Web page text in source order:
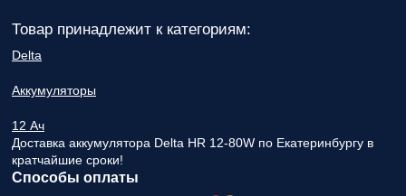
Товар принадлежит к категориям:
Delta
Аккумуляторы
12 Ач
Доставка аккумулятора Delta HR 12-80W по Екатеринбургу в
кратчайшие сроки!
Способы оплаты